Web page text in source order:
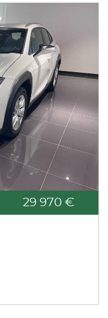
29 970 €